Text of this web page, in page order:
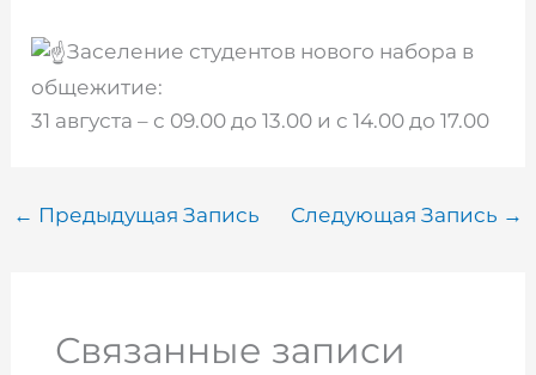
Заселение студентов нового набора в
общежитие:
31 августа – с 09.00 до 13.00 и с 14.00 до 17.00
← Предыдущая Запись Следующая Запись →
Связанные записи